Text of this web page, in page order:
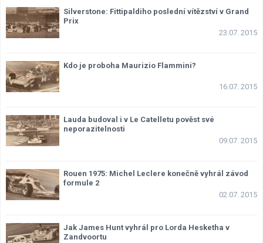
Silverstone: Fittipaldiho poslední vítězství v Grand
Prix
23.07. 2015
Kdo je proboha Maurizio Flammini?
16.07. 2015
Lauda budoval i v Le Catelletu pověst své
neporazitelnosti
09.07. 2015
Rouen 1975: Michel Leclere konečně vyhrál závod
formule 2
02.07. 2015
Jak James Hunt vyhrál pro Lorda Hesketha v
Zandvoortu